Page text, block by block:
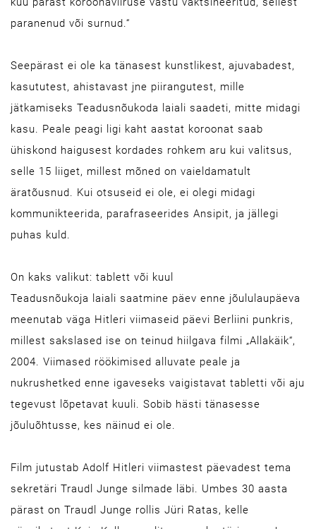
paranenud või surnud.“
Seepärast ei ole ka tänasest kunstlikest, ajuvabadest,
kasututest, ahistavast jne piirangutest, mille
jätkamiseks Teadusnõukoda laiali saadeti, mitte midagi
kasu. Peale peagi ligi kaht aastat koroonat saab
ühiskond haigusest kordades rohkem aru kui valitsus,
selle 15 liiget, millest mõned on vaieldamatult
äratõusnud. Kui otsuseid ei ole, ei olegi midagi
kommunikteerida, parafraseerides Ansipit, ja jällegi
puhas kuld.
On kaks valikut: tablett või kuul
Teadusnõukoja laiali saatmine päev enne jõululaupäeva
meenutab väga Hitleri viimaseid päevi Berliini punkris,
millest sakslased ise on teinud hiilgava filmi „Allakäik“,
2004. Viimased röökimised alluvate peale ja
nukrushetked enne igaveseks vaigistavat tabletti või aju
tegevust lõpetavat kuuli. Sobib hästi tänasesse
jõuluõhtusse, kes näinud ei ole.
Film jutustab Adolf Hitleri viimastest päevadest tema
sekretäri Traudl Junge silmade läbi. Umbes 30 aasta
pärast on Traudl Junge rollis Jüri Ratas, kelle